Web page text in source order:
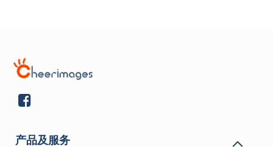
产品及服务